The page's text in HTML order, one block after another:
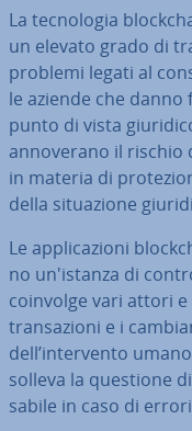
La tec­no­lo­gia
un elevato grado di
problemi legati al
le aziende che
punto di vista
an­no­ve­ra­no il rischio
in materia di
della si­tua­zio­ne
Le ap­pli­ca­zio­ni
no un'i­stan­za di
coinvolge vari attori
tran­sa­zio­ni e i
dell’in­ter­ven­to
solleva la questione
sa­bi­le in caso di